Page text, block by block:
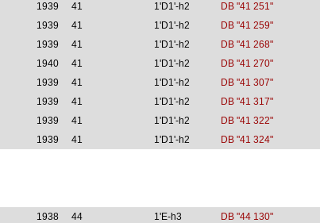
1939 41 1'D1'-h2
DB "41 251"
1939 41 1'D1'-h2
DB "41 259"
1939 41 1'D1'-h2
DB "41 268"
1940 41 1'D1'-h2
DB "41 270"
1939 41 1'D1'-h2
DB "41 307"
1939 41 1'D1'-h2
DB "41 317"
1939 41 1'D1'-h2
DB "41 322"
1939 41 1'D1'-h2 DB "41 324"
1938 44 1'E-h3
DB "44 130"